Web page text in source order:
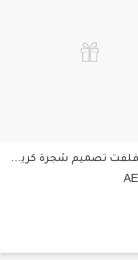
كيك ردفلفت تصميم شجرة كريسماس